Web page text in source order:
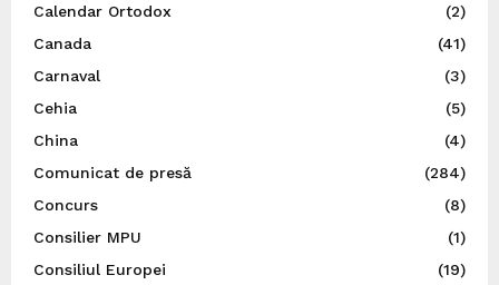
Calendar Ortodox
(2)
Canada
(41)
Carnaval
(3)
Cehia
(5)
China
(4)
Comunicat de presă
(284)
Concurs
(8)
Consilier MPU
(1)
Consiliul Europei
(19)